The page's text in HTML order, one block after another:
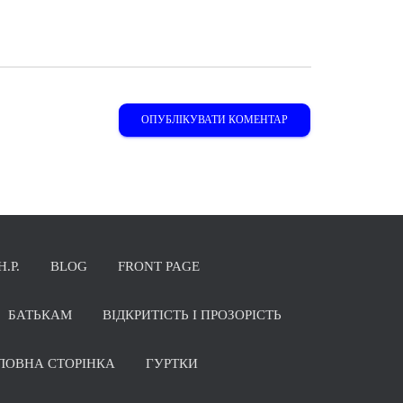
BLOG FRONT PAGE
БАТЬКАМ ВІДКРИТІСТЬ І ПРОЗОРІСТЬ
СТОРІНКА ГУРТКИ